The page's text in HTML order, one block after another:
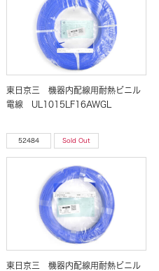
東日京三 機器内配線用耐熱ビニル
電線 UL1015LF16AWGL
52484 Sold Out
東日京三 機器内配線用耐熱ビニル